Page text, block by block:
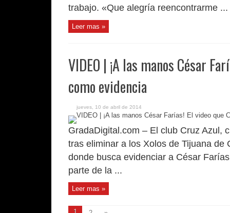
trabajo. «Que alegría reencontrarme ...
Leer mas »
VIDEO | ¡A las manos César
como evidencia
jueves, 10 de abril de 2014
GradaDigital.com – El club Cruz Azul,
tras eliminar a los Xolos de Tijuana de
donde busca evidenciar a César
parte de la ...
Leer mas »